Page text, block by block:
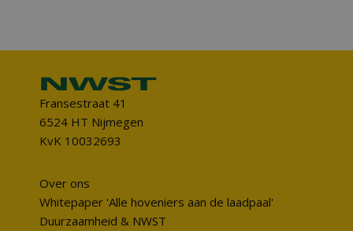
Fransestraat 41
6524 HT Nijmegen
KvK 10032693
Over ons
Whitepaper 'Alle hoveniers aan de laadpaal'
Duurzaamheid & NWST